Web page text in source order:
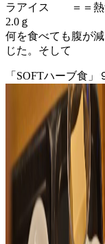
ラアイス ＝＝熱
2.0ｇ
何を食べても腹が
じた。そして
「SOFTハーブ食